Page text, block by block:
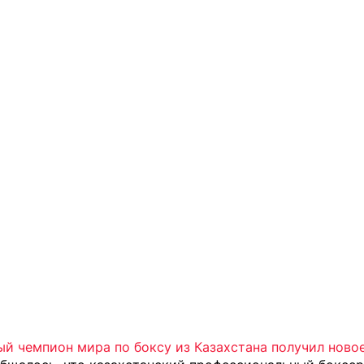
чемпион мира по боксу из Казахстана получил